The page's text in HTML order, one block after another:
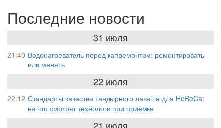
Последние новости
31 июля
21:40 Водонагреватель перед капремонтом: ремонтировать
или менять
22 июля
22:12 Стандарты качества тандырного лаваша для HoReCa:
на что смотрят технологи при приёмке
21 июля